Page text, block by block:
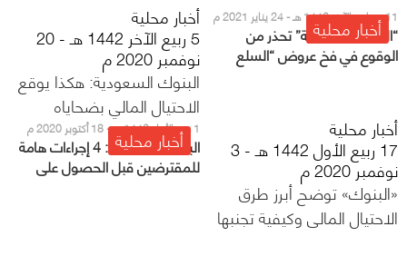
أخبار محلية11 جمادى الآخر 1442 هـ - 24 يناير 2021 م
“البنوك السعودية” تحذر من
الوقوع في فخ عروض “السلع
الفارهة”
أخبار محلية
5 ربيع الآخر 1442 هـ - 20
نوفمبر 2020 م
البنوك السعودية: هكذا يوقع
الاحتيال المالي بضحاياه
أخبار محلية
17 ربيع الأول 1442 هـ - 3
نوفمبر 2020 م
«البنوك» توضح أبرز طرق
الاحتيال المالي وكيفية تجنبها
أخبار محلية 1 ربيع الأول 1442 هـ - 18 أكتوبر 2020 م
البنوك السعودية: 4 إجراءات هامة
للمقترضين قبل الحصول على